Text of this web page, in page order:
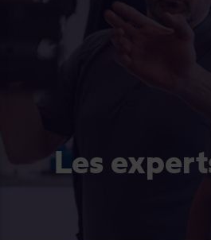
Les experts du volet